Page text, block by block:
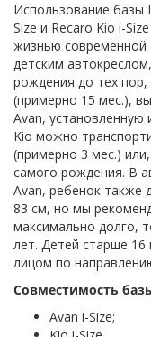
Использование базы
Size и Recaro Kio i-
жизнью современной
детским
рождения до тех
(примерно 15 мес.),
Avan, установленную
Kio можно
(примерно 3 мес.)
самого рождения. В
Avan, ребенок также
83 см, но мы
максимально долго,
лет. Детей старше
лицом по
Совместимость
Avan i-Size;